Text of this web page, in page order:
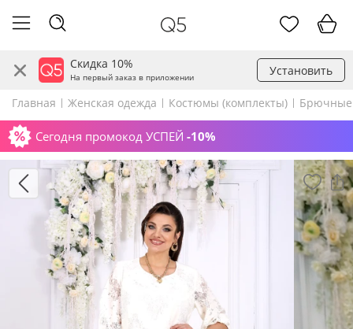
Скидка 10%
На первый заказ в приложении Установить
Главная Женская одежда Костюмы (комплекты)
Сегодня промокод УСПЕЙ -10%